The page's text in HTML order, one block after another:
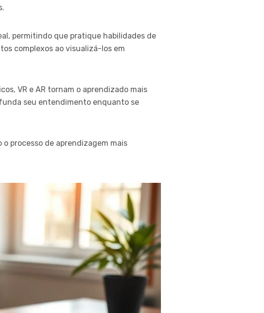
permitindo que pratique habilidades de
complexos ao visualizá-los em
VR e AR tornam o aprendizado mais
seu entendimento enquanto se
processo de aprendizagem mais